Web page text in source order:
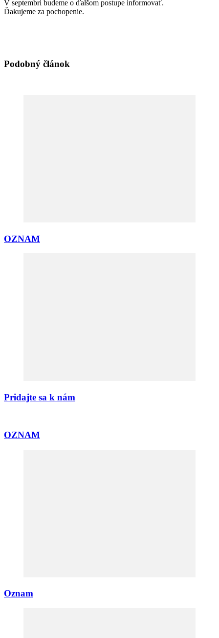
V septembri budeme o ďalšom postupe informovať.
Ďakujeme za pochopenie.
Podobný článok
OZNAM
Pridajte sa k nám
OZNAM
Oznam